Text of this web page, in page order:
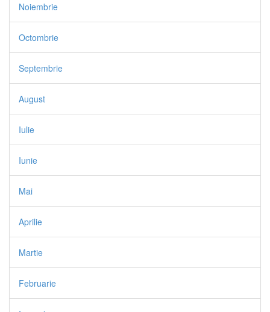
Noiembrie
Octombrie
Septembrie
August
Iulie
Iunie
Mai
Aprilie
Martie
Februarie